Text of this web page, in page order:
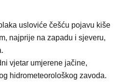
usloviće češću pojavu kiše
najprije na zapadu i sjeveru,
vjetar umjerene jačine,
hidrometeorološkog zavoda.